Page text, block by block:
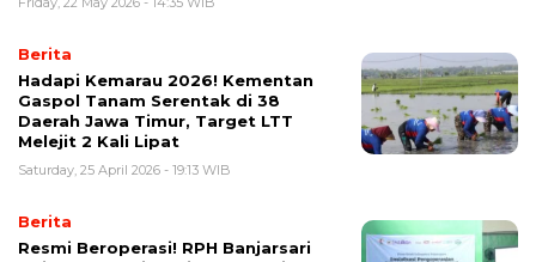
Berita
Hadapi Kemarau 2026! Kementan
Gaspol Tanam Serentak di 38
Daerah Jawa Timur, Target LTT
Melejit 2 Kali Lipat
Saturday, 25 April 2026 - 19:13 WIB
Berita
Resmi Beroperasi! RPH Banjarsari